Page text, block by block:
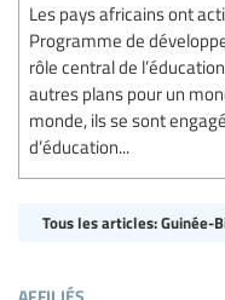
Les pays africains ont
Programme de
rôle central de
autres plans pour un
monde, ils se sont
d’éducation...
Tous les articles: Guinée-
affiliés